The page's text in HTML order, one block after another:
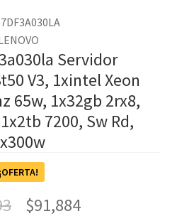
Servidor
V3, 1xintel Xeon
65w, 1x32gb 2rx8,
7200, Sw Rd,
¡OFERTA!
$91,884